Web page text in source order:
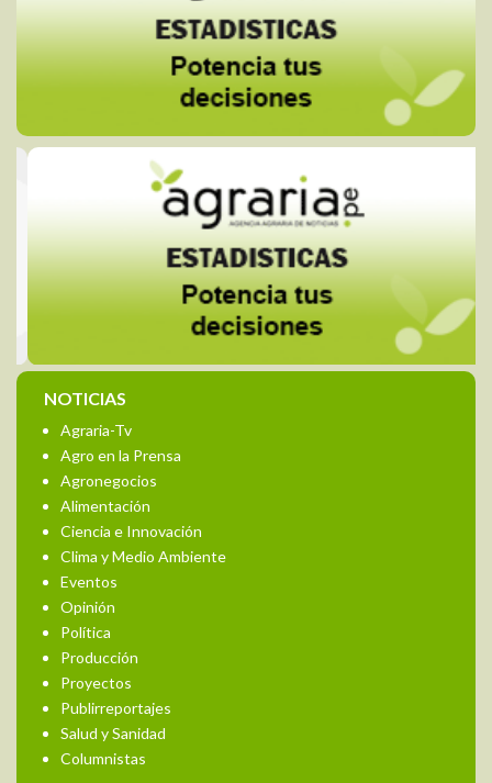
NOTICIAS
Agraria-Tv
Agro en la Prensa
Agronegocios
Alimentación
Ciencia e Innovación
Clima y Medio Ambiente
Eventos
Opinión
Política
Producción
Proyectos
Publirreportajes
Salud y Sanidad
Columnistas